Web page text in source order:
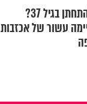
מה הסיכוי להתחתן בגיל 37?
עשור של אכזבות